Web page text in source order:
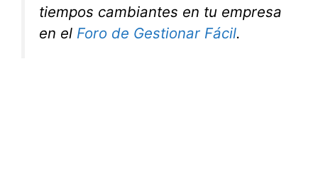
tiempos cambiantes en tu empresa
en el Foro de Gestionar Fácil.